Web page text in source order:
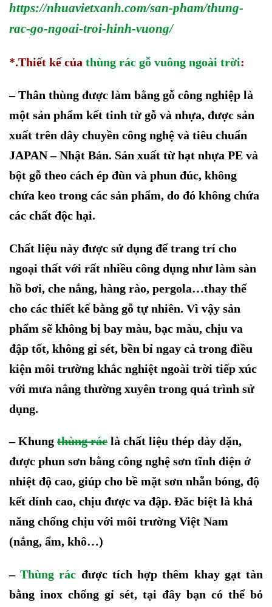
https://nhuavietxanh.com/san-pham/thung-
rac-go-ngoai-troi-hinh-vuong/
*.Thiết kế của thùng rác gỗ vuông ngoài trời:
– Thân thùng được làm bằng gỗ công nghiệp là
một sản phẩm kết tinh từ gỗ và nhựa, được sản
xuất trên dây chuyền công nghệ và tiêu chuẩn
JAPAN – Nhật Bản. Sản xuất từ hạt nhựa PE và
bột gỗ theo cách ép đùn và phun đúc, không
chứa keo trong các sản phẩm, do đó không chứa
các chất độc hại.
Chất liệu này được sử dụng để trang trí cho
ngoại thất với rất nhiều công dụng như làm sàn
hồ bơi, che nắng, hàng rào, pergola…thay thế
cho các thiết kế bằng gỗ tự nhiên. Vì vậy sản
phẩm sẽ không bị bay màu, bạc màu, chịu va
đập tốt, không gỉ sét, bền bỉ ngay cả trong điều
kiện môi trường khắc nghiệt ngoài trời tiếp xúc
với mưa nắng thường xuyên trong quá trình sử
dụng.
–Khung thùng rác là chất liệu thép dày dặn,
được phun sơn bằng công nghệ sơn tĩnh điện ở
nhiệt độ cao, giúp cho bề mặt sơn nhẵn bóng, độ
kết dính cao, chịu được va đập. Đăc biệt là khả
năng chống chịu với môi trường Việt Nam
(nắng, ẩm, khô…)
–Thùng rác được tích hợp thêm khay gạt tàn
bằng inox chống gỉ sét, tại đây bạn có thể bỏ